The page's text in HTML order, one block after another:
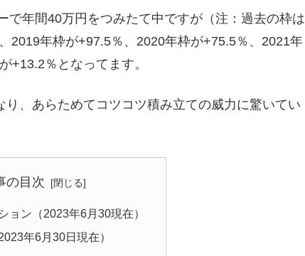
で年間40万円をつみたて中ですが（注：過去の枠は
2019年枠が+97.5％、2020年枠が+75.5％、2021年
+13.2％となってます。
、あらためてコツコツ積み立ての威力に驚いてい
の目次
ョン（2023年6月30現在）
年6月30日現在）